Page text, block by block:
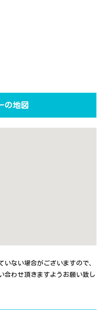
の地図
ない場合がございますので、
合わせ頂きますようお願い致し